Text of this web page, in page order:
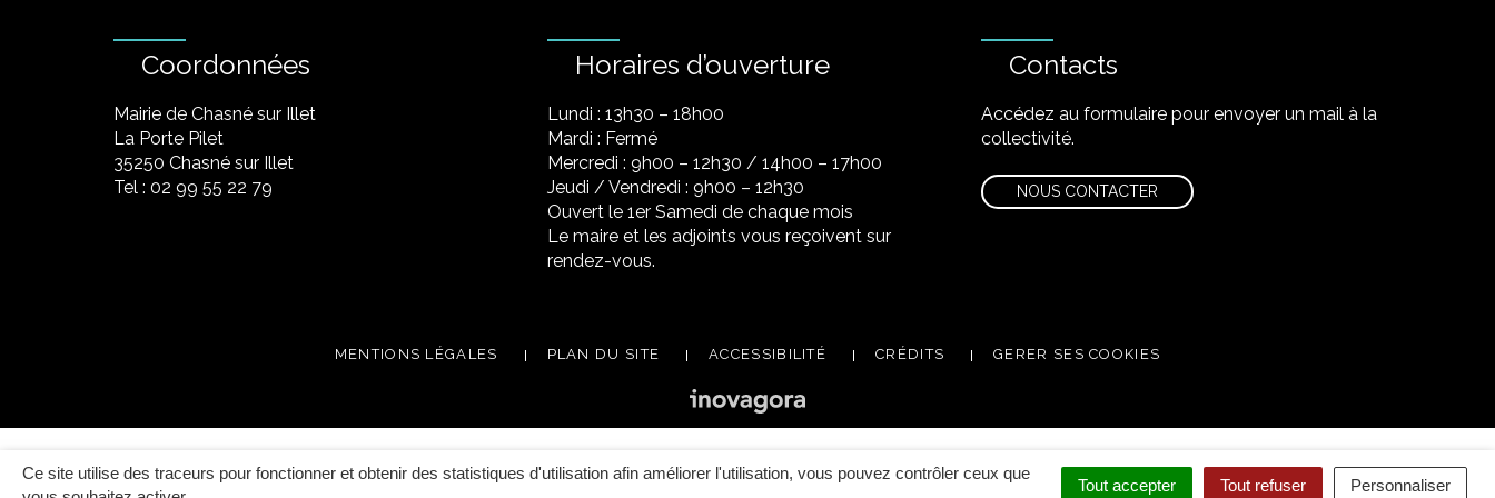
Ce site utilise des traceurs pour fonctionner et obtenir des statistiques d'utilisation afin améliorer l'utilisation, vous pouvez contrôler ceux que
Tout accepter Tout refuser Personnaliser
Coordonnées
Mairie de Chasné sur Illet
La Porte Pilet
35250 Chasné sur Illet
Tel : 02 99 55 22 79
Horaires d’ouverture
Lundi : 13h30 – 18h00
Mardi : Fermé
Mercredi : 9h00 – 12h30 / 14h00 – 17h00
Jeudi / Vendredi : 9h00 – 12h30
Ouvert le 1er Samedi de chaque mois
Le maire et les adjoints vous reçoivent sur
rendez-vous.
Contacts
Accédez au formulaire pour envoyer un mail à la
collectivité.
NOUS CONTACTER
MENTIONS LÉGALES PLAN DU SITE ACCESSIBILITÉ CRÉDITS GERER SES COOKIES